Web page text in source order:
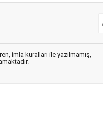
imla kuralları ile yazılmamış,